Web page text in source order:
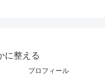
に整える
プロフィール